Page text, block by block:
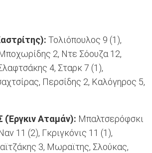
Τολιόπουλος 9 (1),
2, Ντε Σόουζα 12,
4, Σταρκ 7 (1),
Περσίδης 2, Καλόγηρος 5,
Αταμάν): Μπαλτσερόφσκι
11 (2), Γκριγκόνις 11 (1),
3, Μωραϊτης, Σλούκας,